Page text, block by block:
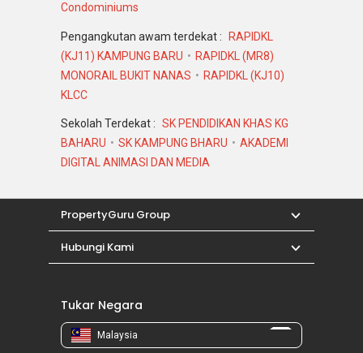
Condominiums
Pengangkutan awam terdekat : RAPIDKL
(KJ11) KAMPUNG BARU
RAPIDKL (MR8)
MONORAIL BUKIT NANAS
RAPIDKL (KJ10)
KLCC
Sekolah Terdekat : SK PENDIDIKAN KHAS KG
BAHARU
SK KAMPUNG BHARU
AKADEMI
DIGITAL ANIMASI DAN MEDIA
PropertyGuru Group
Hubungi Kami
Tukar Negara
Malaysia